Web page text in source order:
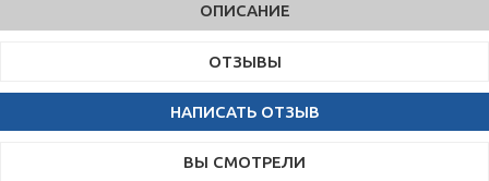
ОПИСАНИЕ
ОТЗЫВЫ
НАПИСАТЬ ОТЗЫВ
ВЫ СМОТРЕЛИ